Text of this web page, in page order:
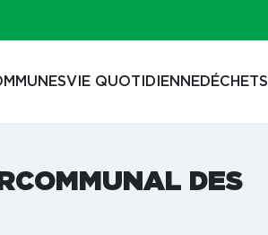
VIE QUOTIDIENNEDÉCHETS
DES